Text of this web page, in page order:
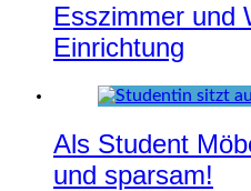
Esszimmer und
Einrichtung
Als Student
und sparsam!